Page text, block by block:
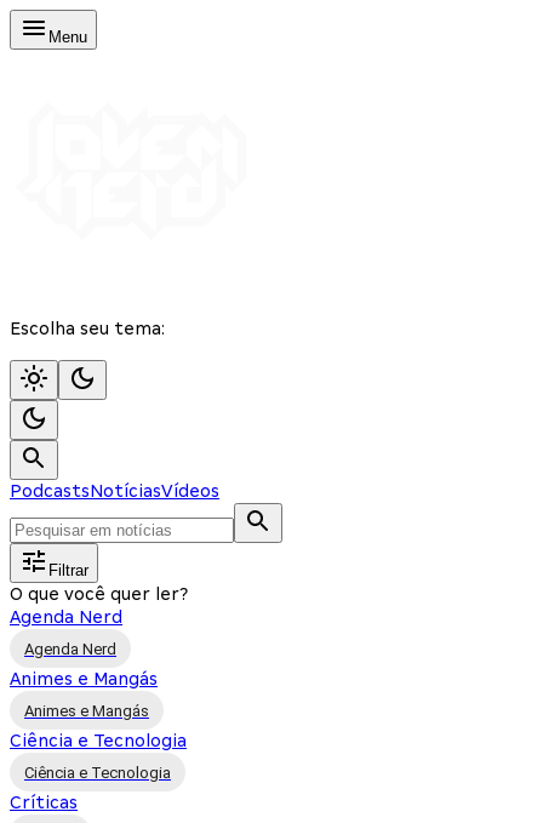
Menu
Escolha seu tema:
PodcastsNotíciasVídeos
Filtrar
O que você quer ler?
Agenda Nerd
Agenda Nerd
Animes e Mangás
Animes e Mangás
Ciência e Tecnologia
Ciência e Tecnologia
Críticas